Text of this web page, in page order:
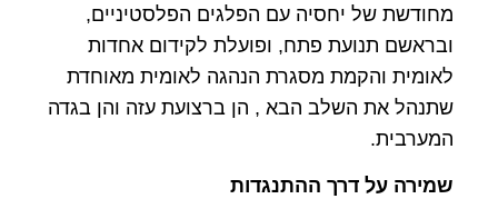
מחודשת של יחסיה עם הפלגים הפלסטיניים,
ובראשם תנועת פתח, ופועלת לקידום אחדות
לאומית והקמת מסגרת הנהגה לאומית מאוחדת
שתנהל את השלב הבא , הן ברצועת עזה והן בגדה
המערבית.
שמירה על דרך ההתנגדות